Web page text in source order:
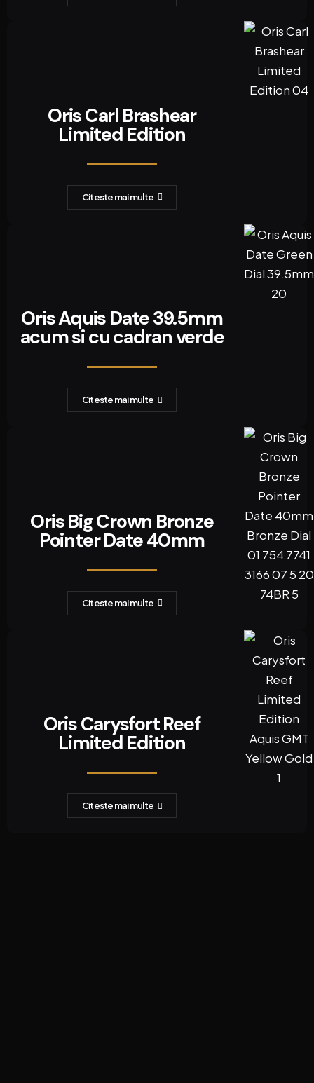
Oris Carl Brashear
Limited Edition
Citeste mai multe
Oris Aquis Date 39.5mm
acum si cu cadran verde
Citeste mai multe
Oris Big Crown Bronze
Pointer Date 40mm
Citeste mai multe
Oris Carysfort Reef
Limited Edition
Citeste mai multe